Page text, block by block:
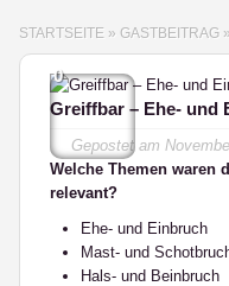
STARTSEITE » GASTBEITRAG »
0
Greiffbar – Ehe- und
Gepostet am
Welche Themen waren
relevant?
Ehe- und Einbruch
Mast- und
Hals- und Beinbruch